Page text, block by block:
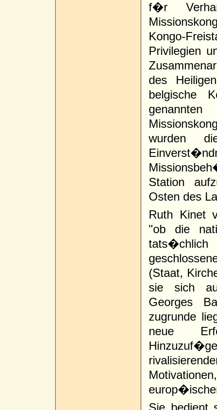
f�r
Kongo-
Privilegien
des
belgische
wurden
Station
Osten des
Ruth Kinet
"ob die
(Staat,
sie sich
Georges
zugrunde
neue
Sie bedient